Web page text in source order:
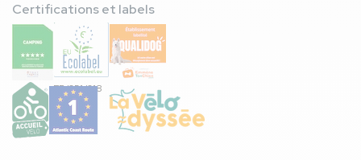
Certifications et labels
FR/051/018